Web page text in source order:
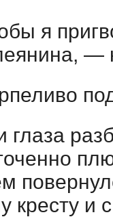
я
—
глаза
кресту и